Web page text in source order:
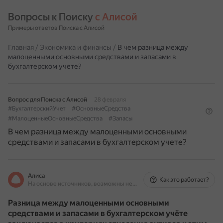
Вопросы к Поиску с Алисой
Примеры ответов Поиска с Алисой
Главная / Экономика и финансы / В чем разница между
малоценными основными средствами и запасами в
бухгалтерском учете?
Вопрос для Поиска с Алисой
28 февраля
#БухгалтерскийУчет
#ОсновныеСредства
#МалоценныеОсновныеСредства
#Запасы
В чем разница между малоценными основными
средствами и запасами в бухгалтерском учете?
Алиса
На основе источников, возможны неточности
Как это работает?
Разница между малоценными основными
средствами и запасами в бухгалтерском учёте